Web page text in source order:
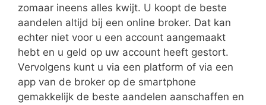
zomaar ineens alles kwijt. U koopt de beste
aandelen altijd bij een online broker. Dat kan
echter niet voor u een account aangemaakt
hebt en u geld op uw account heeft gestort.
Vervolgens kunt u via een platform of via een
app van de broker op de smartphone
gemakkelijk de beste aandelen aanschaffen en